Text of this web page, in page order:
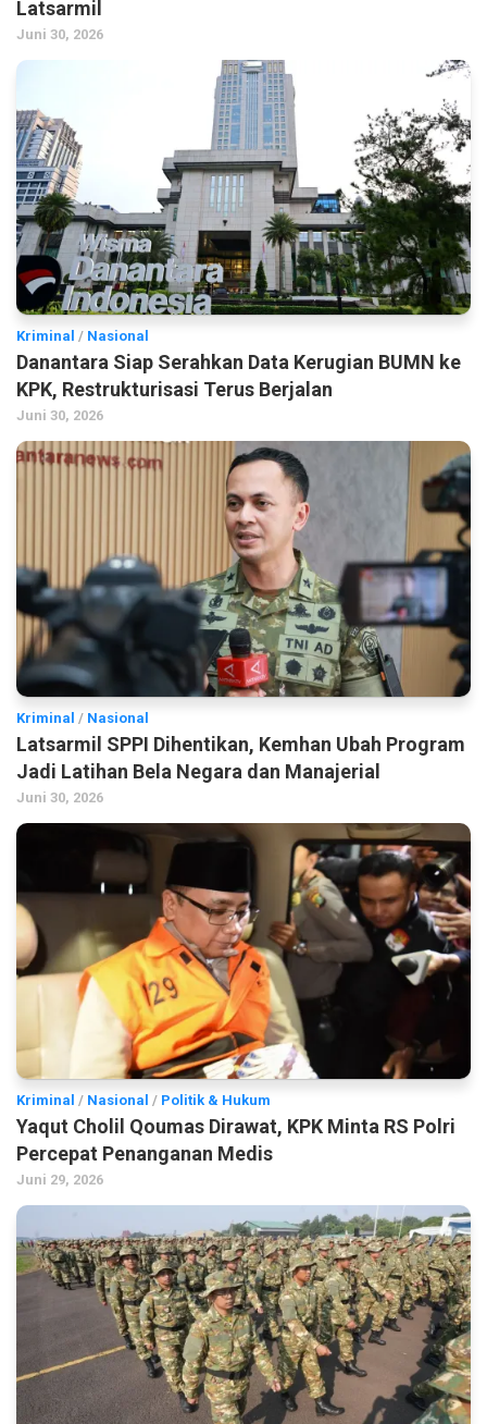
Latsarmil
Juni 30, 2026
Kriminal / Nasional
Danantara Siap Serahkan Data Kerugian BUMN ke
KPK, Restrukturisasi Terus Berjalan
Juni 30, 2026
Kriminal / Nasional
Latsarmil SPPI Dihentikan, Kemhan Ubah Program
Jadi Latihan Bela Negara dan Manajerial
Juni 30, 2026
Kriminal / Nasional / Politik & Hukum
Yaqut Cholil Qoumas Dirawat, KPK Minta RS Polri
Percepat Penanganan Medis
Juni 29, 2026